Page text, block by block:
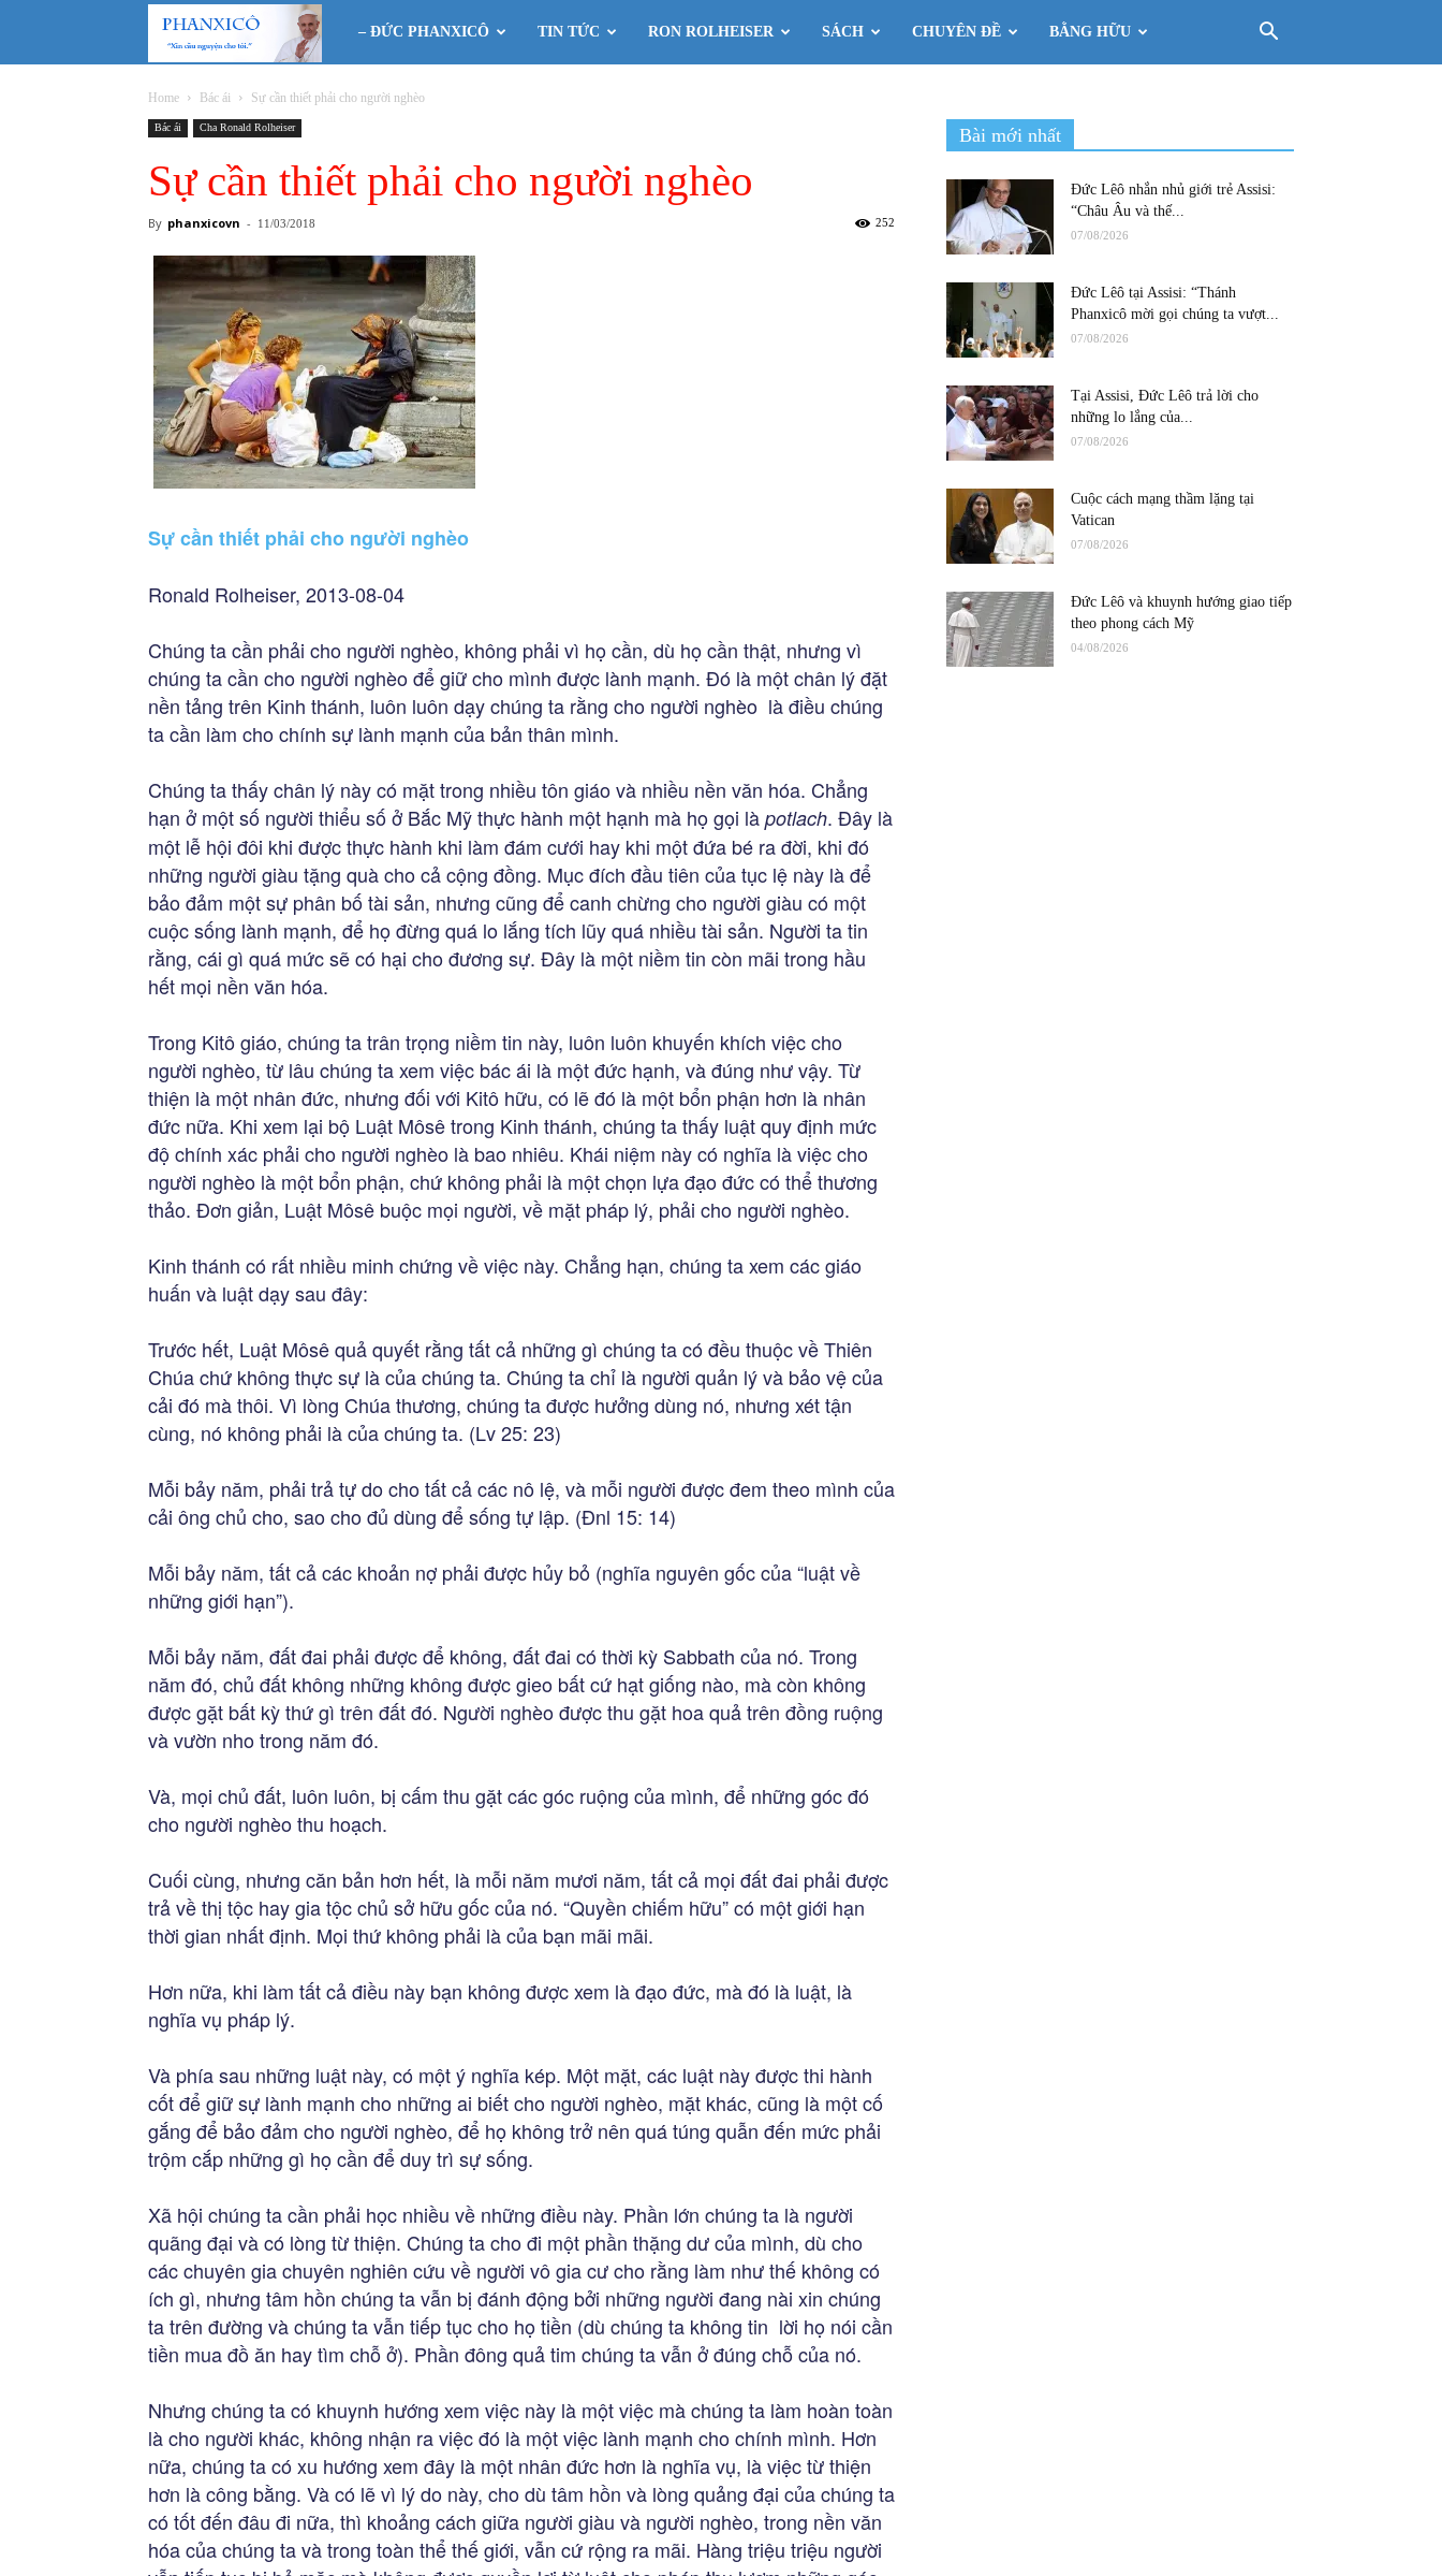
Phanxicô
– ĐỨC PHANXICÔ TIN TỨC RON ROLHEISER SÁCH CHUYÊN ĐỀ BẰNG HỮU
Home Bác ái Sự cần thiết phải cho người nghèo
Bác ái Cha Ronald Rolheiser
Sự cần thiết phải cho người nghèo
By phanxicovn - 11/03/2018 252
Sự cần thiết phải cho người nghèo
Ronald Rolheiser, 2013-08-04
Chúng ta cần phải cho người nghèo, không phải vì họ cần, dù họ cần thật, nhưng vì
chúng ta cần cho người nghèo để giữ cho mình được lành mạnh. Đó là một chân lý đặt
nền tảng trên Kinh thánh, luôn luôn dạy chúng ta rằng cho người nghèo là điều chúng
ta cần làm cho chính sự lành mạnh của bản thân mình.
Chúng ta thấy chân lý này có mặt trong nhiều tôn giáo và nhiều nền văn hóa. Chẳng
hạn ở một số người thiểu số ở Bắc Mỹ thực hành một hạnh mà họ gọi là potlach. Đây là
một lễ hội đôi khi được thực hành khi làm đám cưới hay khi một đứa bé ra đời, khi đó
những người giàu tặng quà cho cả cộng đồng. Mục đích đầu tiên của tục lệ này là để
bảo đảm một sự phân bố tài sản, nhưng cũng để canh chừng cho người giàu có một
cuộc sống lành mạnh, để họ đừng quá lo lắng tích lũy quá nhiều tài sản. Người ta tin
rằng, cái gì quá mức sẽ có hại cho đương sự. Đây là một niềm tin còn mãi trong hầu
hết mọi nền văn hóa.
Trong Kitô giáo, chúng ta trân trọng niềm tin này, luôn luôn khuyến khích việc cho
người nghèo, từ lâu chúng ta xem việc bác ái là một đức hạnh, và đúng như vậy. Từ
thiện là một nhân đức, nhưng đối với Kitô hữu, có lẽ đó là một bổn phận hơn là nhân
đức nữa. Khi xem lại bộ Luật Môsê trong Kinh thánh, chúng ta thấy luật quy định mức
độ chính xác phải cho người nghèo là bao nhiêu. Khái niệm này có nghĩa là việc cho
người nghèo là một bổn phận, chứ không phải là một chọn lựa đạo đức có thể thương
thảo. Đơn giản, Luật Môsê buộc mọi người, về mặt pháp lý, phải cho người nghèo.
Kinh thánh có rất nhiều minh chứng về việc này. Chẳng hạn, chúng ta xem các giáo
huấn và luật dạy sau đây:
Trước hết, Luật Môsê quả quyết rằng tất cả những gì chúng ta có đều thuộc về Thiên
Chúa chứ không thực sự là của chúng ta. Chúng ta chỉ là người quản lý và bảo vệ của
cải đó mà thôi. Vì lòng Chúa thương, chúng ta được hưởng dùng nó, nhưng xét tận
cùng, nó không phải là của chúng ta. (Lv 25: 23)
Mỗi bảy năm, phải trả tự do cho tất cả các nô lệ, và mỗi người được đem theo mình của
cải ông chủ cho, sao cho đủ dùng để sống tự lập. (Đnl 15: 14)
Mỗi bảy năm, tất cả các khoản nợ phải được hủy bỏ (nghĩa nguyên gốc của “luật về
những giới hạn”).
Mỗi bảy năm, đất đai phải được để không, đất đai có thời kỳ Sabbath của nó. Trong
năm đó, chủ đất không những không được gieo bất cứ hạt giống nào, mà còn không
được gặt bất kỳ thứ gì trên đất đó. Người nghèo được thu gặt hoa quả trên đồng ruộng
và vườn nho trong năm đó.
Và, mọi chủ đất, luôn luôn, bị cấm thu gặt các góc ruộng của mình, để những góc đó
cho người nghèo thu hoạch.
Cuối cùng, nhưng căn bản hơn hết, là mỗi năm mươi năm, tất cả mọi đất đai phải được
trả về thị tộc hay gia tộc chủ sở hữu gốc của nó. “Quyền chiếm hữu” có một giới hạn
thời gian nhất định. Mọi thứ không phải là của bạn mãi mãi.
Hơn nữa, khi làm tất cả điều này bạn không được xem là đạo đức, mà đó là luật, là
nghĩa vụ pháp lý.
Và phía sau những luật này, có một ý nghĩa kép. Một mặt, các luật này được thi hành
cốt để giữ sự lành mạnh cho những ai biết cho người nghèo, mặt khác, cũng là một cố
gắng để bảo đảm cho người nghèo, để họ không trở nên quá túng quẫn đến mức phải
trộm cắp những gì họ cần để duy trì sự sống.
Xã hội chúng ta cần phải học nhiều về những điều này. Phần lớn chúng ta là người
quãng đại và có lòng từ thiện. Chúng ta cho đi một phần thặng dư của mình, dù cho
các chuyên gia chuyên nghiên cứu về người vô gia cư cho rằng làm như thế không có
ích gì, nhưng tâm hồn chúng ta vẫn bị đánh động bởi những người đang nài xin chúng
ta trên đường và chúng ta vẫn tiếp tục cho họ tiền (dù chúng ta không tin lời họ nói cần
tiền mua đồ ăn hay tìm chỗ ở). Phần đông quả tim chúng ta vẫn ở đúng chỗ của nó.
Nhưng chúng ta có khuynh hướng xem việc này là một việc mà chúng ta làm hoàn toàn
là cho người khác, không nhận ra việc đó là một việc lành mạnh cho chính mình. Hơn
nữa, chúng ta có xu hướng xem đây là một nhân đức hơn là nghĩa vụ, là việc từ thiện
hơn là công bằng. Và có lẽ vì lý do này, cho dù tâm hồn và lòng quảng đại của chúng ta
có tốt đến đâu đi nữa, thì khoảng cách giữa người giàu và người nghèo, trong nền văn
hóa của chúng ta và trong toàn thể thế giới, vẫn cứ rộng ra mãi. Hàng triệu triệu người
Bài mới nhất
Đức Lêô nhắn nhủ giới trẻ Assisi:
“Châu Âu và thế...
07/08/2026
Đức Lêô tại Assisi: “Thánh
Phanxicô mời gọi chúng ta vượt...
07/08/2026
Tại Assisi, Đức Lêô trả lời cho
những lo lắng của...
07/08/2026
Cuộc cách mạng thầm lặng tại
Vatican
07/08/2026
Đức Lêô và khuynh hướng giao tiếp
theo phong cách Mỹ
04/08/2026